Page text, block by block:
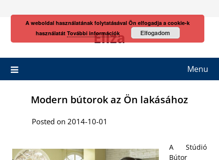
Eliza
Menu
Modern bútorok az Ön lakásához
Posted on 2014-10-01
A Stúdió
Bútor
A weboldal használatának folytatásával Ön elfogadja a cookie-k
használatát További információk Elfogadom